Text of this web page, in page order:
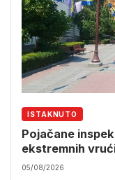
ISTAKNUTO
Pojačane
ekstremnih
05/08/2026